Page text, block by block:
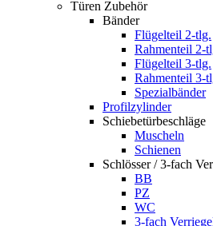
Türen Zubehör
Bänder
Flügelteil 2-tlg.
Rahmenteil 2-
Flügelteil 3-tlg.
Rahmenteil 3-
Spezialbänder
Profilzylinder
Schiebetürbeschläge
Muscheln
Schienen
Schlösser / 3-fach
BB
PZ
WC
3-fach